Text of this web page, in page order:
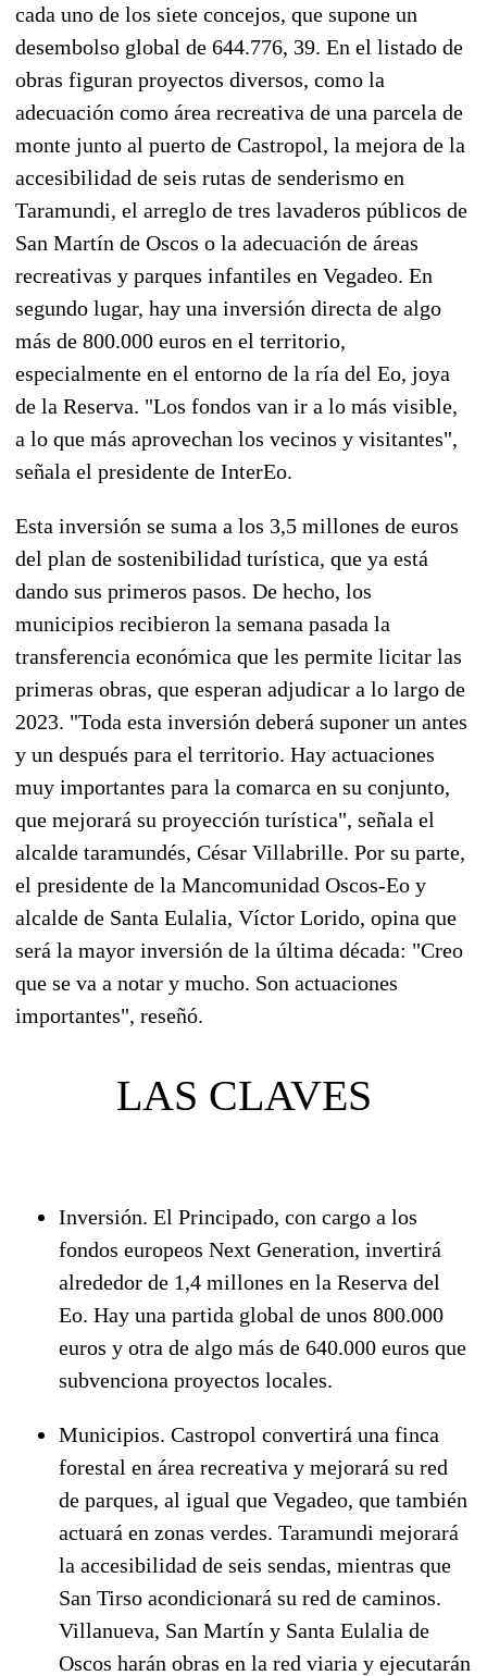
cada uno de los siete concejos, que supone un
desembolso global de 644.776, 39. En el listado de
obras figuran proyectos diversos, como la
adecuación como área recreativa de una parcela de
monte junto al puerto de Castropol, la mejora de la
accesibilidad de seis rutas de senderismo en
Taramundi, el arreglo de tres lavaderos públicos de
San Martín de Oscos o la adecuación de áreas
recreativas y parques infantiles en Vegadeo. En
segundo lugar, hay una inversión directa de algo
más de 800.000 euros en el territorio,
especialmente en el entorno de la ría del Eo, joya
de la Reserva. "Los fondos van ir a lo más visible,
a lo que más aprovechan los vecinos y visitantes",
señala el presidente de InterEo.
Esta inversión se suma a los 3,5 millones de euros
del plan de sostenibilidad turística, que ya está
dando sus primeros pasos. De hecho, los
municipios recibieron la semana pasada la
transferencia económica que les permite licitar las
primeras obras, que esperan adjudicar a lo largo de
2023. "Toda esta inversión deberá suponer un antes
y un después para el territorio. Hay actuaciones
muy importantes para la comarca en su conjunto,
que mejorará su proyección turística", señala el
alcalde taramundés, César Villabrille. Por su parte,
el presidente de la Mancomunidad Oscos-Eo y
alcalde de Santa Eulalia, Víctor Lorido, opina que
será la mayor inversión de la última década: "Creo
que se va a notar y mucho. Son actuaciones
importantes", reseñó.
LAS CLAVES
Inversión. El Principado, con cargo a los
fondos europeos Next Generation, invertirá
alrededor de 1,4 millones en la Reserva del
Eo. Hay una partida global de unos 800.000
euros y otra de algo más de 640.000 euros que
subvenciona proyectos locales.
Municipios. Castropol convertirá una finca
forestal en área recreativa y mejorará su red
de parques, al igual que Vegadeo, que también
actuará en zonas verdes. Taramundi mejorará
la accesibilidad de seis sendas, mientras que
San Tirso acondicionará su red de caminos.
Villanueva, San Martín y Santa Eulalia de
Oscos harán obras en la red viaria y ejecutarán